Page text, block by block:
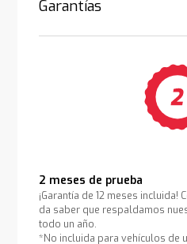
Garantías
2 meses de prueba
¡Garantía de 12 meses incluida!
da saber que respaldamos
todo un año.
*No incluida para vehículos de